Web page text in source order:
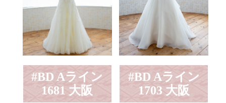
#BD Aライン
1681 大阪
#BD Aライン
1703 大阪